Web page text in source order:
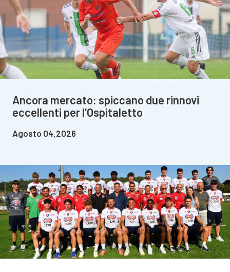
Ancora mercato: spiccano due rinnovi
eccellenti per l’Ospitaletto
Agosto 04,2026